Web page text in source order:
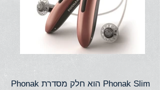
Phonak Slim הוא חלק מסדרת Phonak